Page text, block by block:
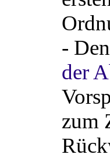
-
der
zum